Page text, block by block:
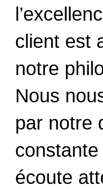
client est
notre
Nous
par notre
écoute